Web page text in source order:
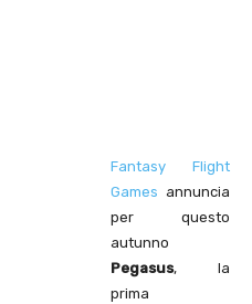
Fantasy Flight
Games annuncia
per questo
autunno
Pegasus, la
prima